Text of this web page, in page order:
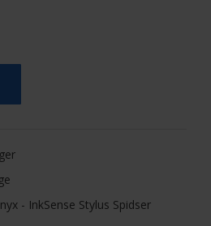
- InkSense Stylus Spidser